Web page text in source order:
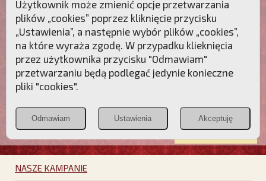
Przebudźmy sumienia Polaków!
Polonia
Christiana
PCh24.pl
Przymierze
POZNAJ APOSTOLAT FATIMY WESPRZYJ
NAS
NASZE KAMPANIE
Użytkownik może zmienić opcje przetwarzania
plików „cookies” poprzez kliknięcie przycisku
„Ustawienia”, a następnie wybór plików „cookies”,
na które wyraża zgodę. W przypadku klieknięcia
przez użytkownika przycisku "Odmawiam"
przetwarzaniu będą podlegać jedynie konieczne
pliki "cookies".
Odmawiam Ustawienia Akceptuję